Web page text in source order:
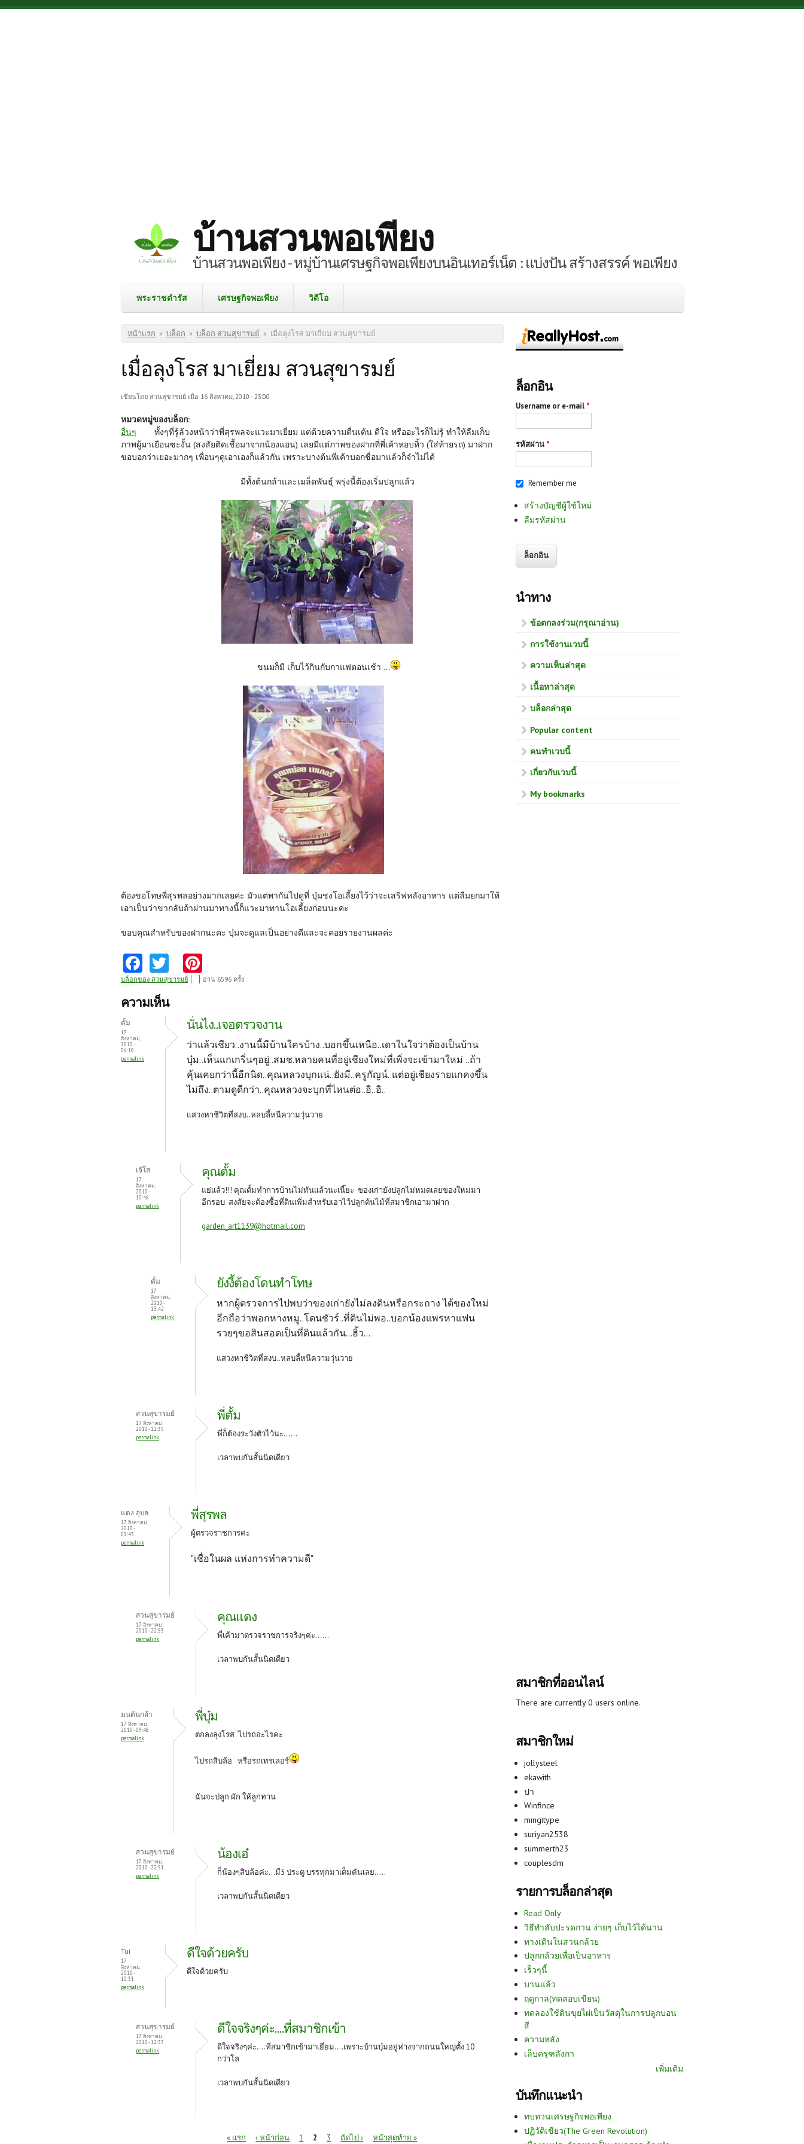
Skip to main content
บ้านสวนพอเพียง
บ้านสวนพอเพียง - หมู่บ้านเศรษฐกิจพอเพียงบนอินเทอร์เน็ต : แบ่งปัน สร้างสรรค์ พอเพียง
พระราชดำรัส เศรษฐกิจพอเพียง วิดีโอ
คุณอยู่ที่นี่
หน้าแรก » บล็อก » บล็อก สวนสุขารมย์ » เมื่อลุงโรส มาเยี่ยม สวนสุขารมย์
เมื่อลุงโรส มาเยี่ยม สวนสุขารมย์
เขียนโดย สวนสุขารมย์ เมื่อ 16 สิงหาคม, 2010 - 23:00
หมวดหมู่ของบล็อก:
อื่นๆ
ทั้งๆที่รู้ล้วงหน้าว่าพี่สุรพลจะแวะมาเยี่ยม แต่ด้วยความตื่นเต้น ดีใจ หรืออะไรก็ไม่รู้ ทำให้ลืมเก็บ
ภาพผู้มาเยือนซะงั้น (สงสัยติดเชื้อมาจากน้องแอน) เลยมีแต่ภาพของฝากที่พี่เค้าหอบหิ้ว (ใส่ท้ายรถ) มาฝาก
ขอบอกว่าเยอะมากๆ เพื่อนๆดูเอาเองก็แล้วกัน เพราะบางต้นพี่เค้าบอกชื่อมาแล้วก็จำไม่ได้
มีทั้งต้นกล้าและเมล็ดพันธุ์ พรุ่งนี้ต้องเริ่มปลูกแล้ว
ขนมก็มี เก็บไว้กินกับกาแฟตอนเช้า ...
ต้องขอโทษพี่สุรพลอย่างมากเลยค่ะ มัวแต่พากันไปดูที่ บุ๋มชงโอเลี้ยงไว้ว่าจะเสริฟหลังอาหาร แต่ลืมยกมาให้
เอาเป็นว่าขากลับถ้าผ่านมาทางนี้ก็แวะมาทานโอเลี้ยงก่อนนะคะ
ขอบคุณสำหรับของฝากนะคะ บุ๋มจะดูแลเป็นอย่างดีและจะคอยรายงานผลค่ะ
Fa
ce
b
k
w
itt
nt
es
t
บล็อกของ สวนสุขารมย์ อ่าน 6596 ครั้ง
ความเห็น
ตั้ม
17
สิงหาคม,
2010 -
06:10
permalink
นั่นไง..เจอตรวจงาน
ว่าแล้วเชียว..งานนี้มีบ้านใครบ้าง..บอกขึ้นเหนือ..เดาในใจว่าต้องเป็นบ้าน
บุ๋ม..เห็นแกเกริ่นๆอยู่..สมช.หลายคนที่อยู่เชียงใหม่ที่เพิ่งจะเข้ามาใหม่ ..ถ้า
คุ้นเคยกว่านี้อีกนิด..คุณหลวงบุกแน่..ยังมี..ครูกัญน์..แต่อยู่เชียงรายแกคงขึ้น
ไม่ถึง..ตามดูดีกว่า..คุณหลวงจะบุกที่ไหนต่อ..อิ..อิ..
แสวงหาชีวิตที่สงบ..หลบลี้หนีความวุ่นวาย
เจ้โส
17
สิงหาคม,
2010 -
10:46
permalink
คุณตั้ม
แย่แล้ว!!! คุณตั้มทำการบ้านไม่ทันแล้วนะเนี๊ยะ ของเก่ายังปลูกไม่หมดเลยของใหม่มา
อีกรอบ สงสัยจะต้องซื้อที่ดินเพิ่มสำหรับเอาไว้ปลูกต้นไม้ที่สมาชิกเอามาฝาก
garden_art1139@hotmail.com
ตั้ม
17
สิงหาคม,
2010 -
13:42
permalink
ยังงี้ต้องโดนทำโทษ
หากผู้ตรวจการไปพบว่าของเก่ายังไม่ลงดินหรือกระถาง ได้ของใหม่
อีกถือว่าพอกหางหมู..โดนชัวร์..ที่ดินไม่พอ..บอกน้องแพรหาแฟน
รวยๆขอสินสอดเป็นที่ดินแล้วกัน...ฮิ้ว...
แสวงหาชีวิตที่สงบ..หลบลี้หนีความวุ่นวาย
สวนสุขารมย์
17 สิงหาคม,
2010 - 12:35
permalink
พี่ตั้ม
พี่ก็ต้องระวังตัวไว้นะ......
เวลาพบกันสั้นนิดเดียว
แดง อุบล
17 สิงหาคม,
2010 -
09:43
permalink
พี่สุรพล
ผู้ตรวจราชการค่ะ
"เชื่อในผล แห่งการทำความดี"
สวนสุขารมย์
17 สิงหาคม,
2010 - 22:53
permalink
คุณแดง
พี่เค้ามาตรวจราชการจริงๆค่ะ......
เวลาพบกันสั้นนิดเดียว
มนต้นกล้า
17 สิงหาคม,
2010 - 09:48
permalink
พี่บุ๋ม
ตกลงลุงโรส ไปรถอะไรคะ
ไปรถสิบล้อ หรือรถเทรเลอร์
ฉันจะปลูก ผัก ให้ลูกทาน
สวนสุขารมย์
17 สิงหาคม,
2010 - 22:51
permalink
น้องเอ๋
ก็น้องๆสิบล้อค่ะ...มี5 ประตู บรรทุกมาเต็มคันเลย.....
เวลาพบกันสั้นนิดเดียว
Tui
17
สิงหาคม,
2010 -
10:31
permalink
ดีใจด้วยครับ
ดีใจด้วยครับ
สวนสุขารมย์
17 สิงหาคม,
2010 - 12:33
permalink
ดีใจจริงๆค่ะ....ที่สมาชิกเข้า
ดีใจจริงๆค่ะ....ที่สมาชิกเข้ามาเยี่ยม....เพราะบ้านบุ๋มอยู่ห่างจากถนนใหญ่ตั้ง 10
กว่าโล
เวลาพบกันสั้นนิดเดียว
« แรก ‹ หน้าก่อน 1 2 3 ถัดไป › หน้าสุดท้าย »
ล็อกอิน
Username or e-mail *
รหัสผ่าน *
Remember me
สร้างบัญชีผู้ใช้ใหม่
ลืมรหัสผ่าน
นำทาง
ข้อตกลงร่วม(กรุณาอ่าน)
การใช้งานเวบนี้
ความเห็นล่าสุด
เนื้อหาล่าสุด
บล็อกล่าสุด
Popular content
คนทำเวบนี้
เกี่ยวกับเวบนี้
My bookmarks
สมาชิกที่ออนไลน์
There are currently 0 users online.
สมาชิกใหม่
jollysteel
ekawith
ปา
Winfince
mingitype
suriyan2538
summerth23
couplesdm
รายการบล็อกล่าสุด
Read Only
วิธีทำสับปะรดกวน ง่ายๆ เก็บไว้ได้นาน
ทางเดินในสวนกล้วย
ปลูกกล้วยเพื่อเป็นอาหาร
เร็วๆนี้
บานแล้ว
ฤดูกาล(ทดสอบเขียน)
ทดลองใช้ดินขุยไผ่เป็นวัสดุในการปลูกบอน
สี
ความหลัง
เล็บครุฑลังกา
เพิ่มเติม
บันทึกแนะนำ
ทบทวนเศรษฐกิจพอเพียง
ปฏิวัติเขียว(The Green Revolution)